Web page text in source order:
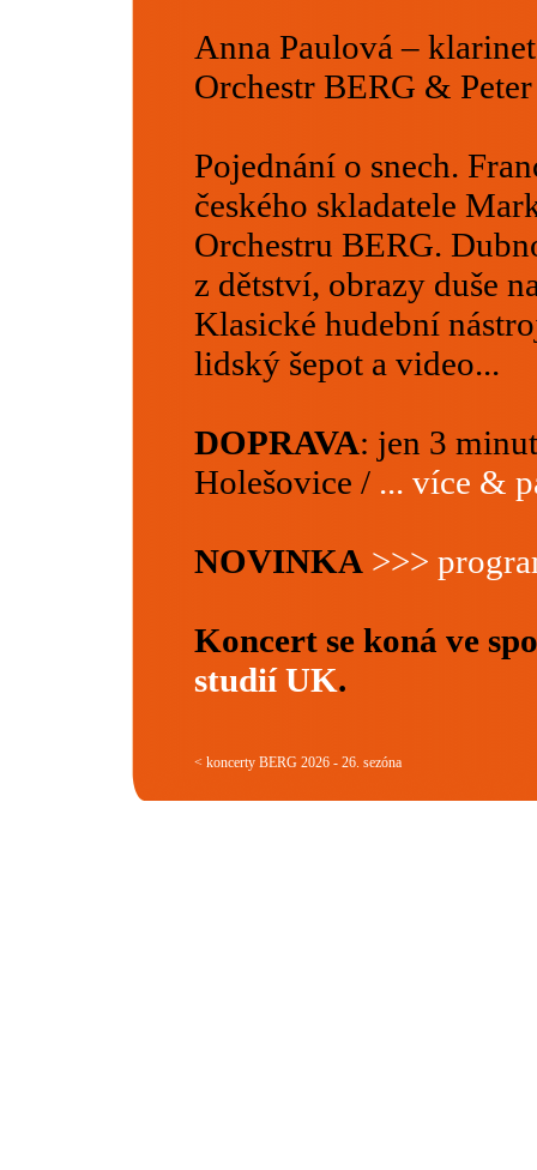
Anna Paulová – klarinet
Orchestr BERG &
Pojednání o snech.
českého skladatele
Orchestru BERG.
z dětství, obrazy duše
Klasické hudební
lidský šepot a video...
DOPRAVA: jen 3
Holešovice / ... více &
NOVINKA >>>
Koncert se koná ve
studií UK.
< koncerty BERG 2026 - 26. sezóna